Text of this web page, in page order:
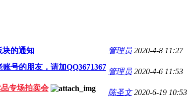
块的通知 管理员 2020-4-8 11:27
号的朋友，请加QQ3671367
管理员 2020-4-6 11:53
专场拍卖会
陈圣文 2020-6-19 10:53